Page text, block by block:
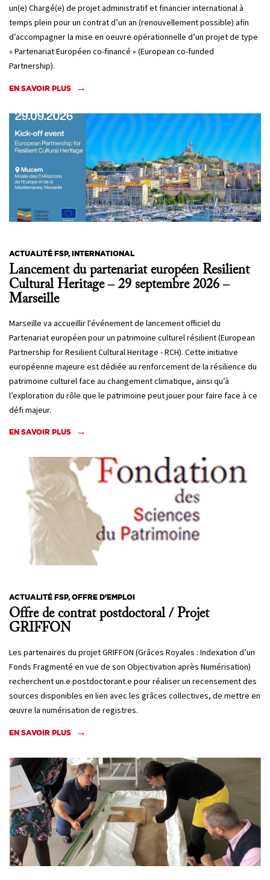
un(e) Chargé(e) de projet administratif et financier international à
temps plein pour un contrat d’un an (renouvellement possible) afin
d’accompagner la mise en oeuvre opérationnelle d’un projet de type
« Partenariat Européen co-financé » (European co-funded
Partnership).
EN SAVOIR PLUS
ACTUALITÉ FSP, INTERNATIONAL
Lancement du partenariat européen Resilient
Cultural Heritage – 29 septembre 2026 –
Marseille
Marseille va accueillir l'événement de lancement officiel du
Partenariat européen pour un patrimoine culturel résilient (European
Partnership for Resilient Cultural Heritage - RCH). Cette initiative
européenne majeure est dédiée au renforcement de la résilience du
patrimoine culturel face au changement climatique, ainsi qu’à
l’exploration du rôle que le patrimoine peut jouer pour faire face à ce
défi majeur.
EN SAVOIR PLUS
ACTUALITÉ FSP, OFFRE D'EMPLOI
Offre de contrat postdoctoral / Projet
GRIFFON
Les partenaires du projet GRIFFON (Grâces Royales : Indexation d’un
Fonds Fragmenté en vue de son Objectivation après Numérisation)
recherchent un.e postdoctorant.e pour réaliser un recensement des
sources disponibles en lien avec les grâces collectives, de mettre en
œuvre la numérisation de registres.
EN SAVOIR PLUS